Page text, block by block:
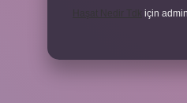
için admin